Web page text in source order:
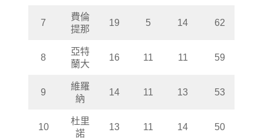
7
費倫
提那
19 5 14 62
8
亞特
蘭大
16 11 11 59
9
維羅
納
14 11 13 53
10
杜里
諾
13 11 14 50